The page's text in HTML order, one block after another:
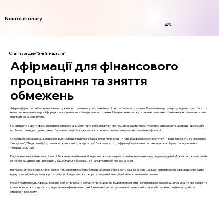
Neurolutionary
Login
Статті розділу "Знайти щастя"
Афірмації для фінансового
процвітання та зняття
обмежень
Афірмації для грошей можуть стати потужним інструментом у подоланні внутрішніх заборон на достаток. Важливо в першу чергу усвідомити, що багато з
наших переконань про гроші формуються в дитинстві або під впливом оточення. Ці переконання можуть перетворитися на обмеження, які заважають нам
приймати фінансовий успіх.
Почати варто з ідентифікації негативних переконань. Запитайте себе, які думки про гроші виникають у вас? Можливо, ви вважаєте, що гроші - це зло, або
що багатство недоступне для вас. Визначивши ці блоки, ви зможете перенаправити свою увагу на позитивні афірмації.
Створіть список афірмацій, які резонирують з вашими цілями і бажаннями. Наприклад, "Я гідний(а) фінансового достатку", "Гроші приходять до мене легко і
без зусиль", "Я відкритий(а) до нових можливостей для заробітку". Важливо, щоб ці афірмації звучали в позитивному ключі і були сформульовані в
теперішньому часі.
Регулярно повторюйте свої афірмації, бажано вранці і ввечері. Це допоможе вам закріпити нові переконання на підсвідомому рівні. Можна також записати їх
на папері і вішати на видних місцях у вашому домі або офісі, щоб нагадувати собі про їх значення.
Візуалізація також є важливим елементом. Уявляйте себе в обставинах, які відображають ваші фінансові цілі. Коли ви повторюєте афірмації, спробуйте
відчути емоції, які супроводжують цей успіх. Це допоможе створити потужний емоційний зв’язок з вашими словами.
Не забувайте про дії. Афірмації самі по собі не принесуть результатів, якщо ви не будете готові діяти. Після повторення афірмацій подумайте про конкретні
кроки, які ви можете зробити для досягнення фінансових цілей. Це може бути пошук нових можливостей для заробітку, інвестиції в освіту, або ж
створення бюджету.